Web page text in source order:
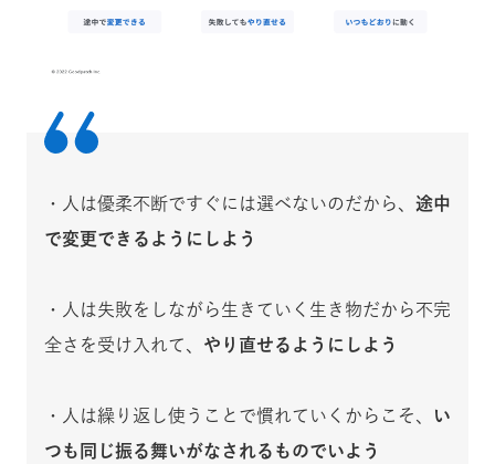
・人は優柔不断ですぐには選べないのだから、 途中
で変更できるようにしよう
・人は失敗をしながら生きていく生き物だから不完
全さを受け入れて、 やり直せるようにしよう
・人は繰り返し使うことで慣れていくからこそ、
い
つも同じ振る舞いがなされるものでいよう